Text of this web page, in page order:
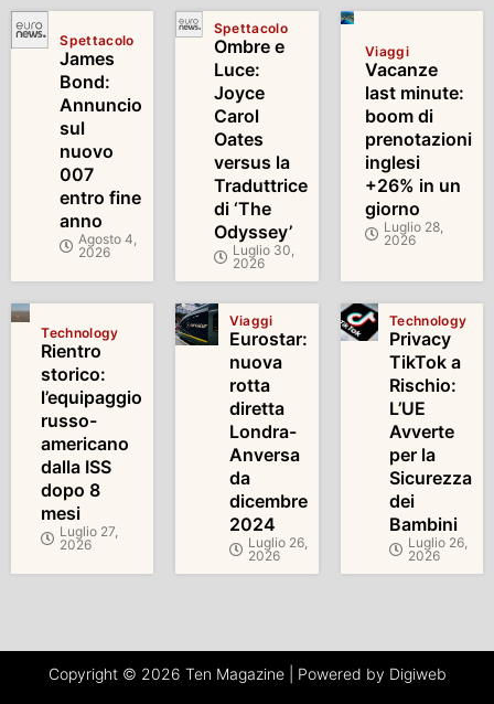
Spettacolo
James
Bond:
Annuncio
sul
nuovo
007
entro fine
anno
Agosto 4,
2026
Spettacolo
Ombre e
Luce:
Joyce
Carol
Oates
versus la
Traduttrice
di ‘The
Odyssey’
Luglio 30,
2026
Viaggi
Vacanze
last minute:
boom di
prenotazioni
inglesi
+26% in un
giorno
Luglio 28,
2026
Technology
Rientro
storico:
l’equipaggio
russo-
americano
dalla ISS
dopo 8
mesi
Luglio 27,
2026
Viaggi
Eurostar:
nuova
rotta
diretta
Londra-
Anversa
da
dicembre
2024
Luglio 26,
2026
Technology
Privacy
TikTok a
Rischio:
L’UE
Avverte
per la
Sicurezza
dei
Bambini
Luglio 26,
2026
Copyright © 2026 Ten Magazine | Powered by Digiweb